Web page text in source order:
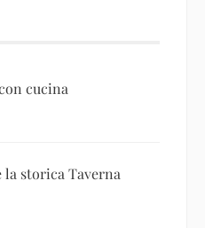
cucina
storica Taverna